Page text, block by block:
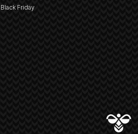
Black Friday